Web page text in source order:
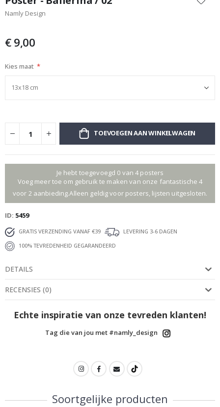
het
begin
afbeeldingen-
Namly Design
€ 9,00
Kies maat
TOEVOEGEN AAN WINKELWAGEN
Je hebt toegevoegd 0 van 4 posters
Voeg meer toe om gebruik te maken van onze fantastische 4
voor 2 aanbieding.Alleen geldig voor posters, lijsten uitgesloten.
ID 5459
GRATIS VERZENDING VANAF €39
LEVERING 3-6 DAGEN
100% TEVREDENHEID GEGARANDEERD
DETAILS
RECENSIES (0)
Echte inspiratie van onze tevreden klanten!
Tag die van jou met #namly_design
Soortgelijke producten